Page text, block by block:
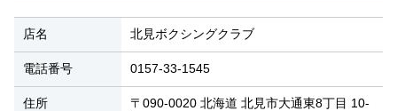
店名 北見ボクシングクラブ
電話番号 0157-33-1545
住所
〒090-0020 北海道 北見市大通東8丁目 10-